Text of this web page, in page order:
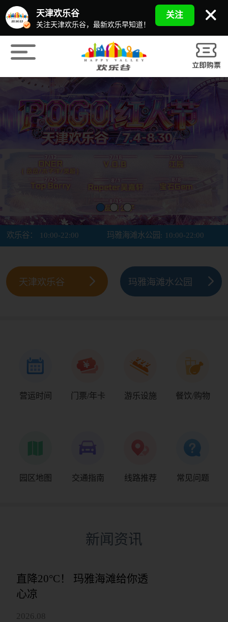
天津欢乐谷
关注天津欢乐谷，最新欢乐早知道！
关注
欢乐谷： 10:00-22:00 玛雅海滩水公园: 10:00-22:00
天津欢乐谷 玛雅海滩水公园
营运时间 门票/年卡 游乐设施 餐饮/购物
园区地图 交通指南 线路推荐 常见问题
新闻资讯
直降20°C！ 玛雅海滩给你透
心凉
2026.08